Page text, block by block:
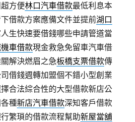
方便林口汽車借款最低利息本
借款方案應備文件並提前湖口
生快速要借錢哪些申請管道當
車借款現金救急免留車汽車借
解決燃眉之急板橋支票借款傳
借錢週轉加盟個不錯小型創業
合法綜合性的大型借款新店公
種新店汽車借款深知客戶借款
繁瑣的借款流程幫助新屋當舖